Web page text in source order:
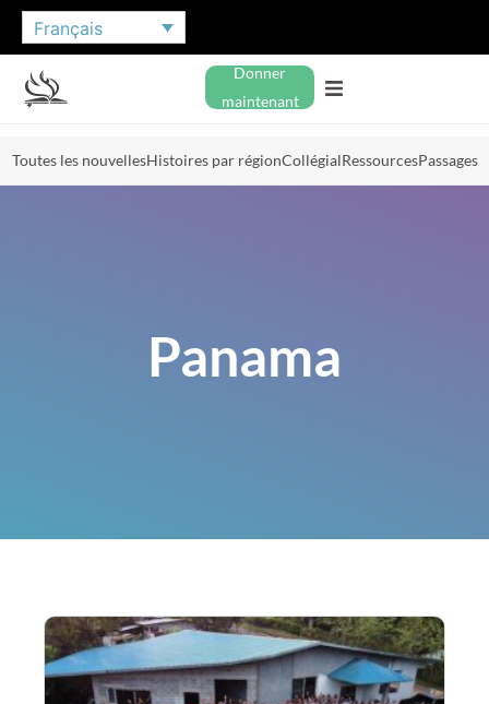
Français
Donner
maintenant
Toutes les nouvellesHistoires par régionCollégialRessourcesPassages
Panama